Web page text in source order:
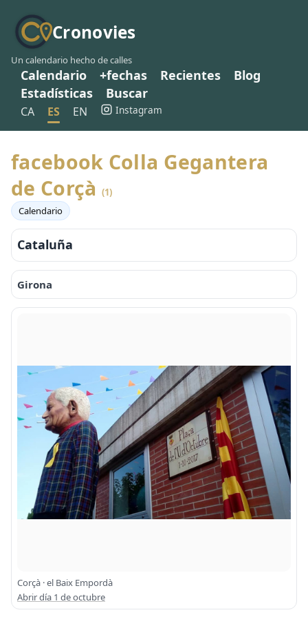
Cronovies
Un calendario hecho de calles
Calendario +fechas Recientes
Blog
Estadísticas
Buscar
CA ES EN Instagram
facebook Colla Gegantera
de Corçà (1)
Calendario
Cataluña
Girona
Corçà · el Baix Empordà
Abrir día 1 de octubre